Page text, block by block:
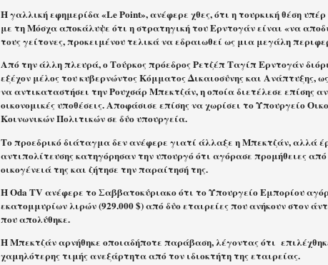
Η γαλλική εφημερίδα «Le Point», ανέφερε χθες, ότι η τουρκική θέση
με τη Μόσχα αποκάλυψε ότι η στρατηγική του Ερντογάν είναι «να
τους γείτονες, προκειμένου τελικά να εδραιωθεί ως μια μεγάλη
Από την άλλη πλευρά, ο Τούρκος πρόεδρος Ρετζέπ Ταγίπ Ερντογάν
εξέχον μέλος του κυβερνώντος Κόμματος Δικαιοσύνης και Ανάπτυξης,
να αντικαταστήσει την Ρουχσάρ Μπεκτζάν, η οποία διετέλεσε επίσης
οικονομικές υποθέσεις. Αποφάσισε επίσης να χωρίσει το Υπουργείο
Κοινωνικών Πολιτικών σε δύο υπουργεία.
Το προεδρικό διάταγμα δεν ανέφερε γιατί άλλαξε η Μπεκτζάν, αλλά
αντιπολίτευσης κατηγόρησαν την υπουργό ότι αγόρασε προμήθειες
οικογένειά της και ζήτησε την παραίτησή της.
Η Oda TV ανέφερε το Σαββατοκύριακο ότι το Υπουργείο Εμπορίου
εκατομμυρίων λιρών (929.000 $) από δύο εταιρείες που ανήκουν στον
που απολύθηκε.
Η Μπεκτζάν αρνήθηκε οποιαδήποτε παράβαση, λέγοντας ότι
χαμηλότερης τιμής ανεξάρτητα από τον ιδιοκτήτη της εταιρείας.